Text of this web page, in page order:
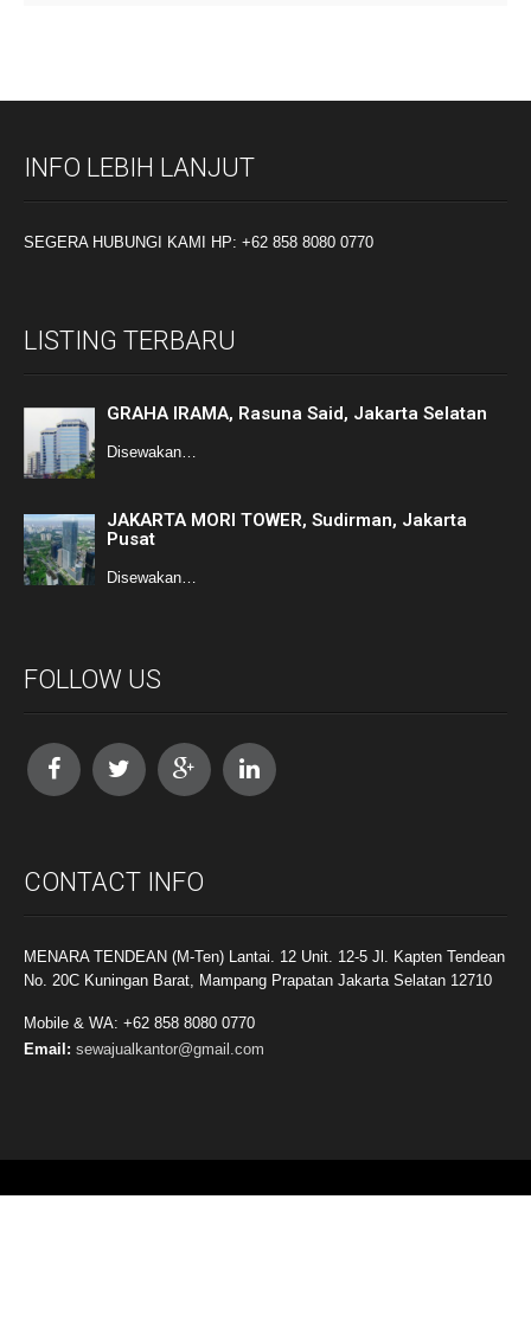
INFO LEBIH LANJUT
SEGERA HUBUNGI KAMI HP: +62 858 8080 0770
LISTING TERBARU
GRAHA IRAMA, Rasuna Said, Jakarta Selatan
Disewakan…
JAKARTA MORI TOWER, Sudirman, Jakarta
Pusat
Disewakan…
FOLLOW US
CONTACT INFO
MENARA TENDEAN (M-Ten) Lantai. 12 Unit. 12-5 Jl. Kapten Tendean
No. 20C Kuningan Barat, Mampang Prapatan Jakarta Selatan 12710
Mobile & WA: +62 858 8080 0770
Email: sewajualkantor@gmail.com